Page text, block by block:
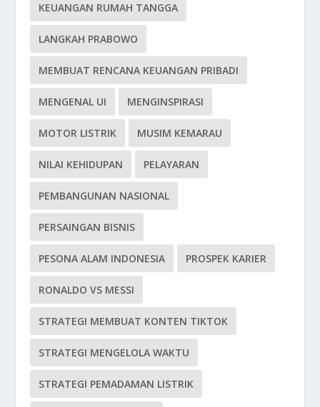
KEUANGAN RUMAH TANGGA
LANGKAH PRABOWO
MEMBUAT RENCANA KEUANGAN PRIBADI
MENGENAL UI MENGINSPIRASI
MOTOR LISTRIK MUSIM KEMARAU
NILAI KEHIDUPAN PELAYARAN
PEMBANGUNAN NASIONAL
PERSAINGAN BISNIS
PESONA ALAM INDONESIA PROSPEK KARIER
RONALDO VS MESSI
STRATEGI MEMBUAT KONTEN TIKTOK
STRATEGI MENGELOLA WAKTU
STRATEGI PEMADAMAN LISTRIK